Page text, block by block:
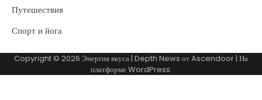
Путешествия
Спорт и йога
Copyright © 2026 Энергия вкуса | Depth News отAscendoor | На
платформеWordPress.